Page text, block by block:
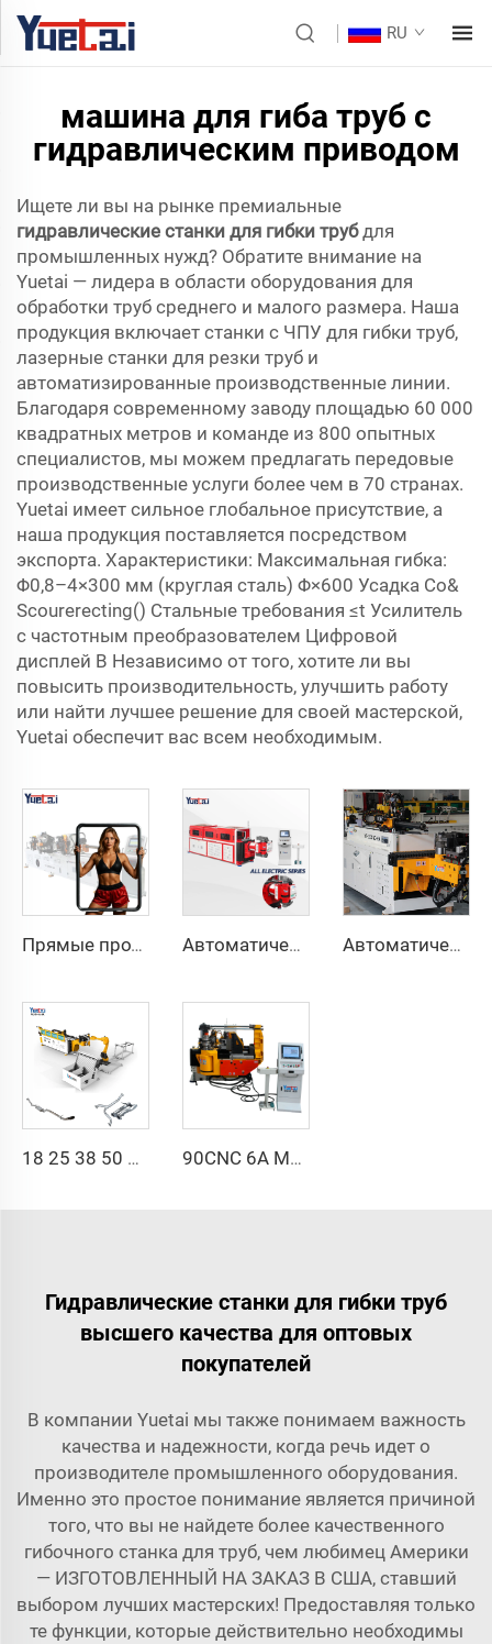
RU
машина для гиба труб с
гидравлическим приводом
Ищете ли вы на рынке премиальные
гидравлические станки для гибки трубдля
промышленных нужд? Обратите внимание на
Yuetai — лидера в области оборудования для
обработки труб среднего и малого размера. Наша
продукция включает станки с ЧПУ для гибки труб,
лазерные станки для резки труб и
автоматизированные производственные линии.
Благодаря современному заводу площадью 60 000
квадратных метров и команде из 800 опытных
специалистов, мы можем предлагать передовые
производственные услуги более чем в 70 странах.
Yuetai имеет сильное глобальное присутствие, а
наша продукция поставляется посредством
экспорта. Характеристики: Максимальная гибка:
Φ0,8–4×300 мм (круглая сталь) Φ×600 Усадка Co&
Scourerecting() Стальные требования ≤t Усилитель
с частотным преобразователем Цифровой
дисплей B Независимо от того, хотите ли вы
повысить производительность, улучшить работу
или найти лучшее решение для своей мастерской,
Yuetai обеспечит вас всем необходимым.
Прямые продажи с завода, двухголовочный автоматический гидравлический трубогибочный станок с ЧПУ, станок для гибки труб из углеродистой стали Автоматическая полностью электрическая ротационная двусторонняя гибочная машина серии CNC для металлических стальных труб, трубогибочные станки Автоматический двухрукавный трубогибочный станок CNC одновременная двухсторонняя система формовки труб для выхлопных систем и перил
18 25 38 50 CNC 4A 2S Стальная автоматическая трубогибочная машина и машины для гибки труб цена с подачей 1 дюйм 2 дюйма 3 дюйма линия 90CNC 6A MS CNC трубогибочный станок, чугунная квадратная трубогибочная машина с двигателем для алюминия и нержавеющей латунной трубы
Гидравлические станки для гибки труб
высшего качества для оптовых
покупателей
В компании Yuetai мы также понимаем важность
качества и надежности, когда речь идет о
производителе промышленного оборудования.
Именно это простое понимание является причиной
того, что вы не найдете более качественного
гибочного станка для труб, чем любимец Америки
— ИЗГОТОВЛЕННЫЙ НА ЗАКАЗ В США, ставший
выбором лучших мастерских! Предоставляя только
те функции, которые действительно необходимы